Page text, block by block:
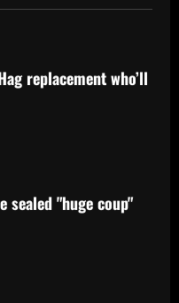
think they’ve sealed
prodigy set to sign
transfer bid for
after sending club
with Sporting CP
replacement who’ll
sealed "huge coup"